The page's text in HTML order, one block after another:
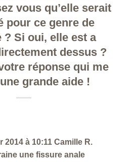
vous qu’elle serait
pour ce genre de
? Si oui, elle est a
dessus ?
réponse qui me
grande aide !
2014 à 10:11 Camille R.
une fissure anale